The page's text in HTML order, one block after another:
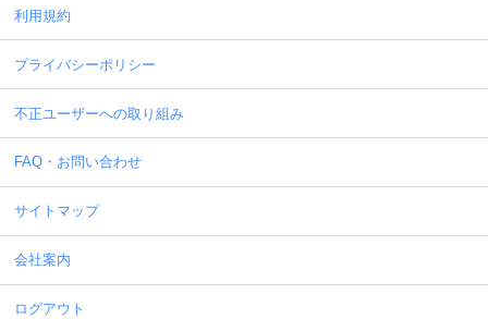
利用規約
プライバシーポリシー
不正ユーザーへの取り組み
FAQ・お問い合わせ
サイトマップ
会社案内
ログアウト